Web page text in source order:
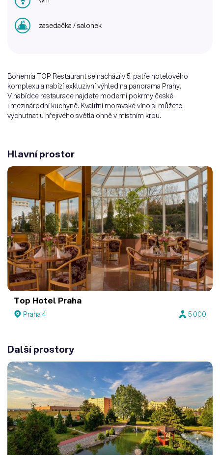
zasedačka / salonek
Bohemia TOP Restaurant se nachází v 5. patře hotelového
komplexu a nabízí exkluzivní výhled na panorama Prahy.
V nabídce restaurace najdete moderní pokrmy české
i mezinárodní kuchyně. Kvalitní moravské víno si můžete
vychutnat u hřejivého světla ohně v místním krbu.
Hlavní prostor
Top Hotel Praha
Praha 4 5 000
Další prostory